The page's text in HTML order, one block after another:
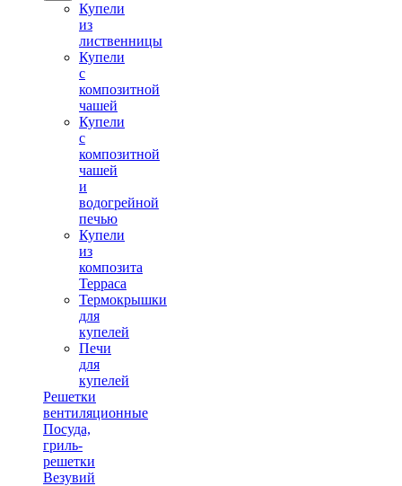
Купели
из
лиственницы
Купели
с
композитной
чашей
Купели
с
композитной
чашей
и
водогрейной
печью
Купели
из
композита
Терраса
Термокрышки
для
купелей
Печи
для
купелей
Решетки
вентиляционные
Посуда,
гриль-
решетки
Везувий